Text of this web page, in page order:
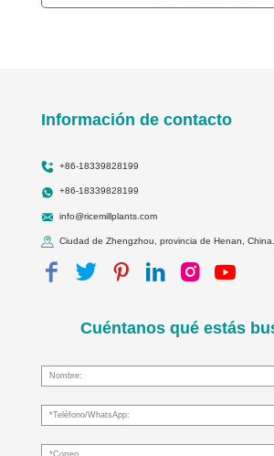
Información de contacto
+86-18339828199
+86-18339828199
info@ricemillplants.com
Ciudad de Zhengzhou, provincia de Henan, China.
Cuéntanos qué estás